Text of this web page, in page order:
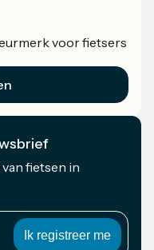
voor fietsers
van fietsen in